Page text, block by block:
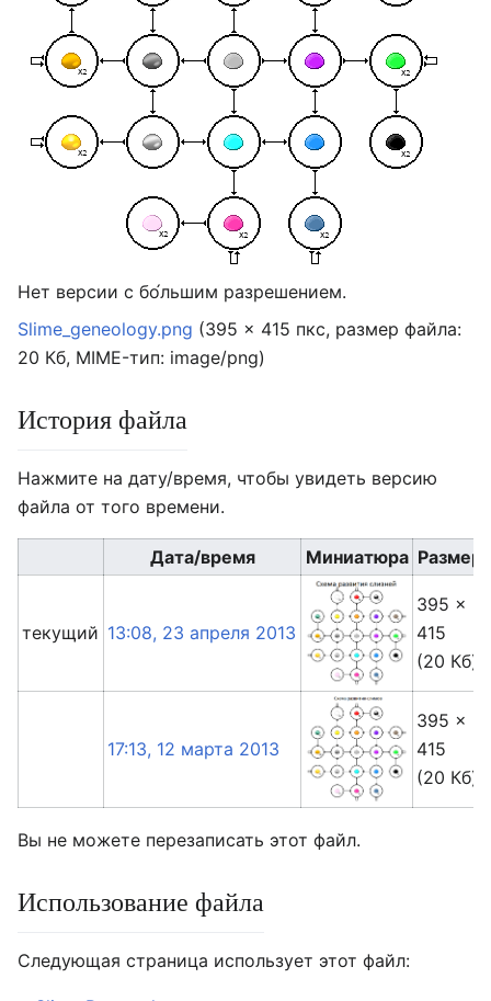
Нет версии с бо́льшим разрешением.
Slime_geneology.png (395 × 415 пкс, размер файла:
20 Кб, MIME-тип: image/png)
История файла
Нажмите на дату/время, чтобы увидеть версию
файла от того времени.
Дата/время Миниатюра
текущий 13:08, 23 апреля 2013
395 ×
415
(20 Кб)
17:13, 12 марта 2013
395 ×
415
(20 Кб)
Вы не можете перезаписать этот файл.
Использование файла
Следующая страница использует этот файл: